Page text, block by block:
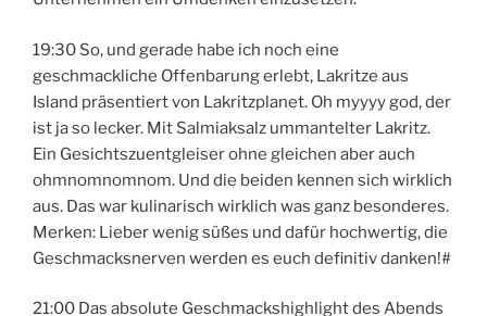
19:30 So, und gerade habe ich noch eine
geschmackliche Offenbarung erlebt, Lakritze aus
Island präsentiert von Lakritzplanet. Oh myyyy god, der
ist ja so lecker. Mit Salmiaksalz ummantelter Lakritz.
Ein Gesichtszuentgleiser ohne gleichen aber auch
ohmnomnomnom. Und die beiden kennen sich wirklich
aus. Das war kulinarisch wirklich was ganz besonderes.
Merken: Lieber wenig süßes und dafür hochwertig, die
Geschmacksnerven werden es euch definitiv danken!#
21:00 Das absolute Geschmackshighlight des Abends